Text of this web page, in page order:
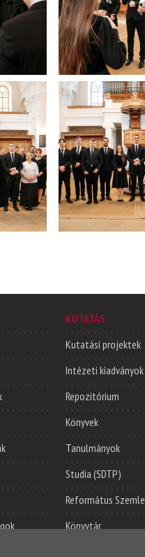
KUTATÁS
Kutatási projektek
Intézeti kiadványok
Repozitórium
Könyvek
Tanulmányok
Studia (SDTP)
Református Szemle
Könyvtár